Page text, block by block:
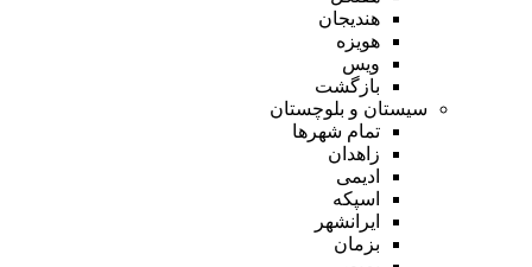
هندیجان
هویزه
ویس
بازگشت
سیستان و بلوچستان
تمام شهر‌ها
زاهدان
ادیمی
اسپکه
ایرانشهر
بزمان